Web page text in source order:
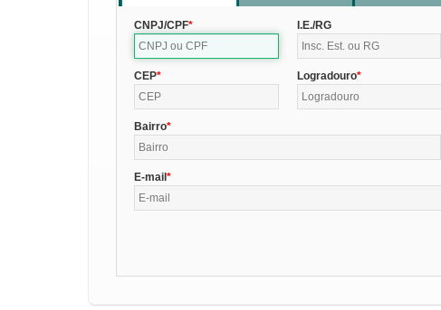
CNPJ/CPF I.E./RG
CEP Logradouro
Bairro
E-mail